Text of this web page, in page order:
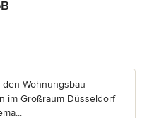
5 Sternen
Wohnungsbau
im Großraum Düsseldorf